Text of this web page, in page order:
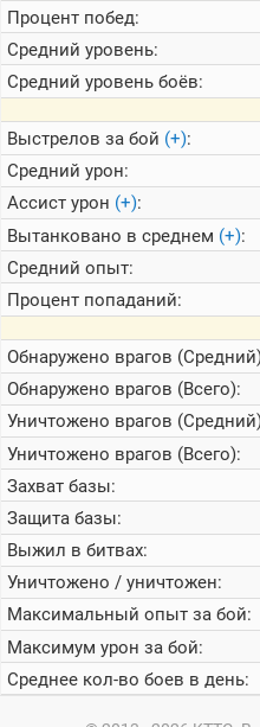
Процент побед:
Средний уровень:
Средний уровень боёв:
Выстрелов за бой (+):
Средний урон:
Ассист урон (+):
Вытанковано в среднем (+):
Средний опыт:
Процент попаданий:
Обнаружено врагов
Обнаружено врагов (Всего):
Уничтожено врагов
Уничтожено врагов (Всего):
Захват базы:
Защита базы:
Выжил в битвах:
Уничтожено / уничтожен:
Максимальный опыт за бой:
Максимум урон за бой:
Среднее кол-во боев в день: